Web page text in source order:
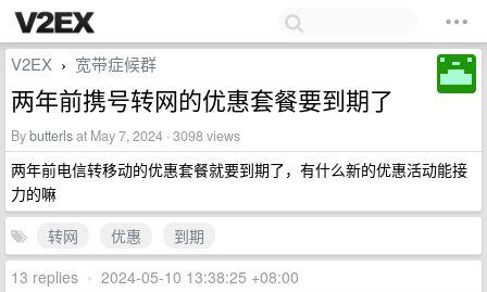
V2EX › 宽带症候群
两年前携号转网的优惠套餐要到期了
Bybutterlsat May 7, 2024 · 3098 views
两年前电信转移动的优惠套餐就要到期了，有什么新的优惠活动能接
力的嘛
转网
优惠
到期
13 replies • 2024-05-10 13:38:25 +08:00